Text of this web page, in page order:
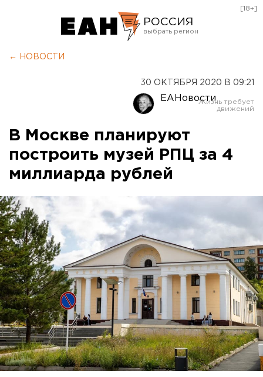
РОССИЯ
Оренбург
[18+]
← НОВОСТИ
30 ОКТЯБРЯ 2020 В 09:21
ЕАНовости
В Москве планируют
построить музей РПЦ за 4
миллиарда рублей